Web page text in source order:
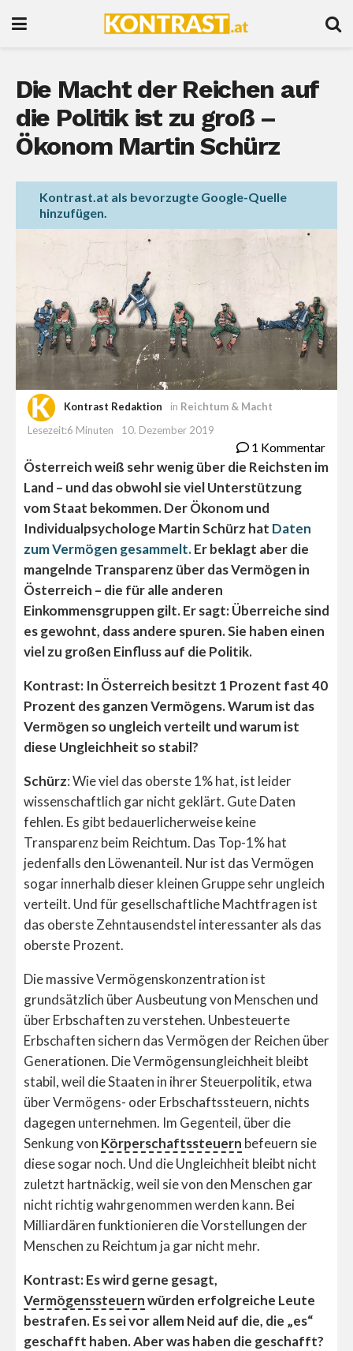
Die Macht der Reichen auf
die Politik ist zu groß –
Ökonom Martin Schürz
Kontrast.at als bevorzugte Google-Quelle
hinzufügen.
Kontrast Redaktion in Reichtum & Macht
Lesezeit:6 Minuten
10. Dezember 2019
1 Kommentar
Österreich weiß sehr wenig über die Reichsten im
Land – und das obwohl sie viel Unterstützung
vom Staat bekommen. Der Ökonom und
Individualpsychologe Martin Schürz hat Daten
zum Vermögen gesammelt.Er beklagt aber die
mangelnde Transparenz über das Vermögen in
Österreich – die für alle anderen
Einkommensgruppen gilt. Er sagt: Überreiche sind
es gewohnt, dass andere spuren. Sie haben einen
viel zu großen Einfluss auf die Politik.
Kontrast: In Österreich besitzt 1 Prozent fast 40
Prozent des ganzen Vermögens. Warum ist das
Vermögen so ungleich verteilt und warum ist
diese Ungleichheit so stabil?
Schürz: Wie viel das oberste 1% hat, ist leider
wissenschaftlich gar nicht geklärt. Gute Daten
fehlen. Es gibt bedauerlicherweise keine
Transparenz beim Reichtum. Das Top-1% hat
jedenfalls den Löwenanteil. Nur ist das Vermögen
sogar innerhalb dieser kleinen Gruppe sehr ungleich
verteilt. Und für gesellschaftliche Machtfragen ist
das oberste Zehntausendstel interessanter als das
oberste Prozent.
Die massive Vermögenskonzentration ist
grundsätzlich über Ausbeutung von Menschen und
über Erbschaften zu verstehen. Unbesteuerte
Erbschaften sichern das Vermögen der Reichen über
Generationen. Die Vermögensungleichheit bleibt
stabil, weil die Staaten in ihrer Steuerpolitik, etwa
über Vermögens- oder Erbschaftssteuern, nichts
dagegen unternehmen. Im Gegenteil, über die
Senkung von Körperschaftssteuern befeuern sie
diese sogar noch. Und die Ungleichheit bleibt nicht
zuletzt hartnäckig, weil sie von den Menschen gar
nicht richtig wahrgenommen werden kann. Bei
Milliardären funktionieren die Vorstellungen der
Menschen zu Reichtum ja gar nicht mehr.
Kontrast: Es wird gerne gesagt,
Vermögenssteuernwürden erfolgreiche Leute
bestrafen. Es sei vor allem Neid auf die, die „es“
geschafft haben. Aber was haben die geschafft?